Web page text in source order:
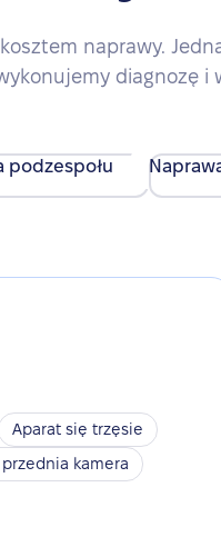
naprawy.
diagnozę i
podzespołu
Aparat się trzęsie
przednia kamera